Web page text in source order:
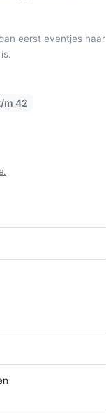
eerst eventjes naar
m 42